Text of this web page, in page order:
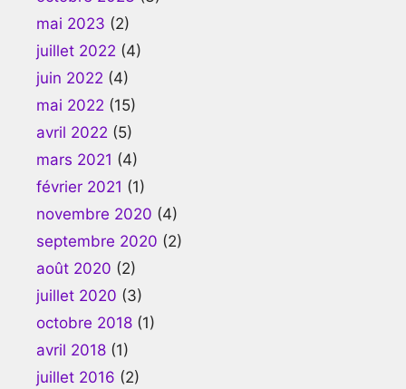
mai 2023 (2)
juillet 2022 (4)
juin 2022 (4)
mai 2022 (15)
avril 2022 (5)
mars 2021 (4)
février 2021 (1)
novembre 2020 (4)
septembre 2020 (2)
août 2020 (2)
juillet 2020 (3)
octobre 2018 (1)
avril 2018 (1)
juillet 2016 (2)